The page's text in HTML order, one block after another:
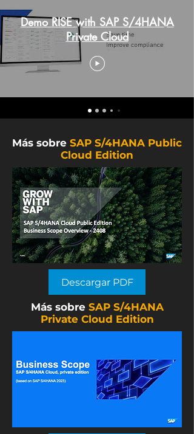
Demo RISE with SAP S/4HANA
Private Cloud
Más sobre SAP S/4HANA Public
Cloud Edition
Descargar PDF
Más sobre SAP S/4HANA
Private Cloud Edition